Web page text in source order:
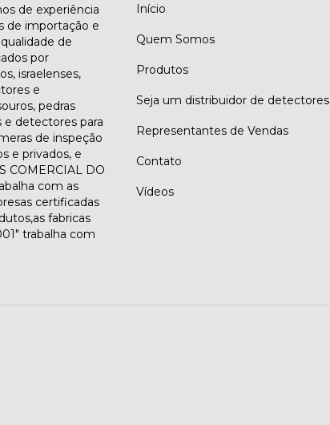
de experiência
de importação e
de
por
israelenses,
e
pedras
e detectores para
de inspeção
e privados, e
COMERCIAL DO
com as
certificadas
fabricas
trabalha com
Início
Quem Somos
Produtos
Seja um distribuidor de detectores
Representantes de Vendas
Contato
Vídeos